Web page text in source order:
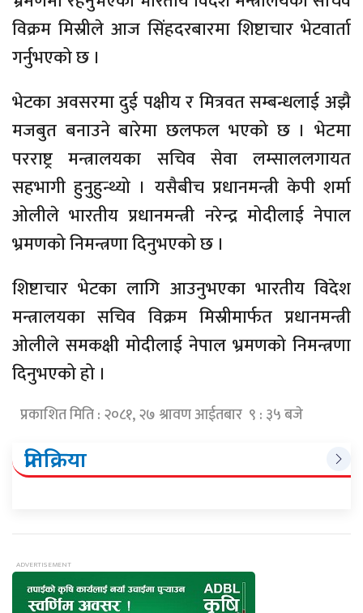
विक्रम मिस्रीले आज सिंहदरबारमा शिष्टाचार भेटवार्ता
गर्नुभएको छ ।
भेटका अवसरमा दुई पक्षीय र मित्रवत सम्बन्धलाई अझै
मजबुत बनाउने बारेमा छलफल भएको छ । भेटमा
परराष्ट्र मन्त्रालयका सचिव सेवा लम्साललगायत
सहभागी हुनुहुन्थ्यो । यसैबीच प्रधानमन्त्री केपी शर्मा
ओलीले भारतीय प्रधानमन्त्री नरेन्द्र मोदीलाई नेपाल
भ्रमणको निमन्त्रणा दिनुभएको छ ।
शिष्टाचार भेटका लागि आउनुभएका भारतीय विदेश
मन्त्रालयका सचिव विक्रम मिस्रीमार्फत प्रधानमन्त्री
ओलीले समकक्षी मोदीलाई नेपाल भ्रमणको निमन्त्रणा
दिनुभएको हो ।
प्रकाशित मिति : २०८१, २७ श्रावण आईतबार ९ : ३५ बजे
प्रतिक्रिया